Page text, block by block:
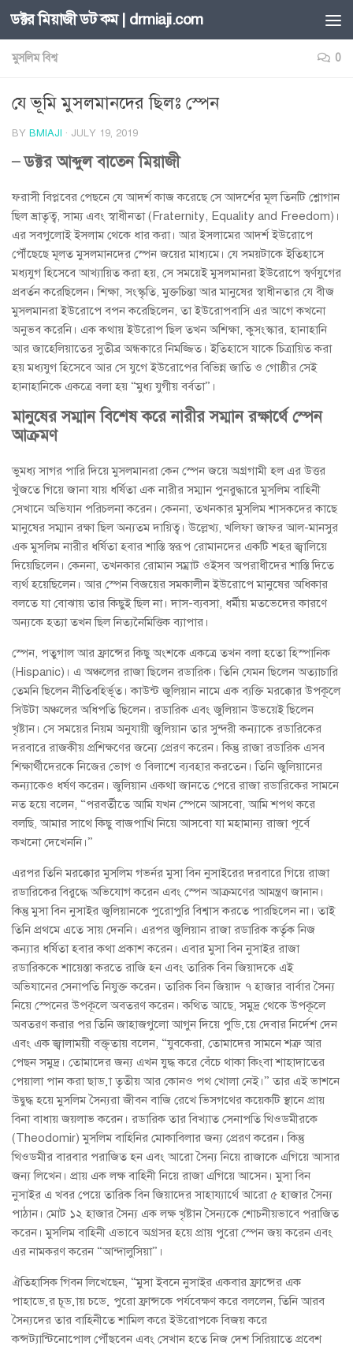
Skip to content
ডক্টর মিয়াজী ডট কম | drmiaji.com
মুসলিম বিশ্ব 0
যে ভূমি মুসলমানদের ছিলঃ স্পেন
BY BMIAJI · JULY 19, 2019
– ডক্টর আব্দুল বাতেন মিয়াজী
ফরাসী বিপ্লবের পেছনে যে আদর্শ কাজ করেছে সে আদর্শের মূল তিনটি শ্লোগান
ছিল ভ্রাতৃত্ব, সাম্য এবং স্বাধীনতা (Fraternity, Equality and Freedom)।
এর সবগুলোই ইসলাম থেকে ধার করা। আর ইসলামের আদর্শ ইউরোপে
পৌঁছেছে মূলত মুসলমানদের স্পেন জয়ের মাধ্যমে। যে সময়টাকে ইতিহাসে
মধ্যযুগ হিসেবে আখ্যায়িত করা হয়, সে সময়েই মুসলমানরা ইউরোপে স্বর্ণযুগের
প্রবর্তন করেছিলেন। শিক্ষা, সংস্কৃতি, মুক্তচিন্তা আর মানুষের স্বাধীনতার যে বীজ
মুসলমানরা ইউরোপে বপন করেছিলেন, তা ইউরোপবাসি এর আগে কখনো
অনুভব করেনি। এক কথায় ইউরোপ ছিল তখন অশিক্ষা, কুসংস্কার, হানাহানি
আর জাহেলিয়াতের সুতীব্র অন্ধকারে নিমজ্জিত। ইতিহাসে যাকে চিত্রায়িত করা
হয় মধ্যযুগ হিসেবে আর সে যুগে ইউরোপের বিভিন্ন জাতি ও গোষ্ঠীর সেই
হানাহানিকে একত্রে বলা হয় “মুধ্য যুগীয় বর্বতা”।
মানুষের সম্মান বিশেষ করে নারীর সম্মান রক্ষার্থে স্পেন
আক্রমণ
ভুমধ্য সাগর পারি দিয়ে মুসলমানরা কেন স্পেন জয়ে অগ্রগামী হল এর উত্তর
খুঁজতে গিয়ে জানা যায় ধর্ষিতা এক নারীর সম্মান পুনরুদ্ধারে মুসলিম বাহিনী
সেখানে অভিযান পরিচলনা করেন। কেননা, তখনকার মুসলিম শাসকদের কাছে
মানুষের সম্মান রক্ষা ছিল অন্যতম দায়িত্ব। উল্লেখ্য, খলিফা জাফর আল-মানসুর
এক মুসলিম নারীর ধর্ষিতা হবার শাস্তি স্বরূপ রোমানদের একটি শহর জ্বালিয়ে
দিয়েছিলেন। কেননা, তখনকার রোমান সম্রাট ওইসব অপরাধীদের শাস্তি দিতে
ব্যর্থ হয়েছিলেন। আর স্পেন বিজয়ের সমকালীন ইউরোপে মানুষের অধিকার
বলতে যা বোঝায় তার কিছুই ছিল না। দাস-ব্যবসা, ধর্মীয় মতভেদের কারণে
অন্যকে হত্যা তখন ছিল নিত্যনৈমিত্তিক ব্যাপার।
স্পেন, পতুগাল আর ফ্রান্সের কিছু অংশকে একত্রে তখন বলা হতো হিস্পানিক
(Hispanic)। এ অঞ্চলের রাজা ছিলেন রডারিক। তিনি যেমন ছিলেন অত্যাচারি
তেমনি ছিলেন নীতিবহির্ভূত। কাউন্ট জুলিয়ান নামে এক ব্যক্তি মরক্কোর উপকূলে
সিউটা অঞ্চলের অধিপতি ছিলেন। রডারিক এবং জুলিয়ান উভয়েই ছিলেন
খৃষ্টান। সে সময়ের নিয়ম অনুযায়ী জুলিয়ান তার সুন্দরী কন্যাকে রডারিকের
দরবারে রাজকীয় প্রশিক্ষণের জন্যে প্রেরণ করেন। কিন্তু রাজা রডারিক এসব
শিক্ষার্থীদেরকে নিজের ভোগ ও বিলাশে ব্যবহার করতেন। তিনি জুলিয়ানের
কন্যাকেও ধর্ষণ করেন। জুলিয়ান একথা জানতে পেরে রাজা রডারিকের সামনে
নত হয়ে বলেন, “পরবর্তীতে আমি যখন স্পেনে আসবো, আমি শপথ করে
বলছি, আমার সাথে কিছু বাজপাখি নিয়ে আসবো যা মহামান্য রাজা পূর্বে
কখনো দেখেননি।”
এরপর তিনি মরক্কোর মুসলিম গভর্নর মুসা বিন নুসাইরের দরবারে গিয়ে রাজা
রডারিকের বিরুদ্ধে অভিযোগ করেন এবং স্পেন আক্রমণের আমন্ত্রণ জানান।
কিন্তু মুসা বিন নুসাইর জুলিয়ানকে পুরোপুরি বিশ্বাস করতে পারছিলেন না। তাই
তিনি প্রথমে এতে সায় দেননি। এরপর জুলিয়ান রাজা রডারিক কর্তৃক নিজ
কন্যার ধর্ষিতা হবার কথা প্রকাশ করেন। এবার মুসা বিন নুসাইর রাজা
রডারিককে শায়েস্তা করতে রাজি হন এবং তারিক বিন জিয়াদকে এই
অভিযানের সেনাপতি নিযুক্ত করেন। তারিক বিন জিয়াদ ৭ হাজার বার্বার সৈন্য
নিয়ে স্পেনের উপকূলে অবতরণ করেন। কথিত আছে, সমুদ্র থেকে উপকূলে
অবতরণ করার পর তিনি জাহাজগুলো আগুন দিয়ে পুড়িয়ে দেবার নির্দেশ দেন
এবং এক জ্বালাময়ী বক্তৃতায় বলেন, “যুবকেরা, তোমাদের সামনে শত্রু আর
পেছন সমুদ্র। তোমাদের জন্য এখন যুদ্ধ করে বেঁচে থাকা কিংবা শাহাদাতের
পেয়ালা পান করা ছাড়া তৃতীয় আর কোনও পথ খোলা নেই।” তার এই ভাশনে
উদ্বুদ্ধ হয়ে মুসলিম সৈন্যরা জীবন বাজি রেখে ভিসগথের কয়েকটি স্থানে প্রায়
বিনা বাধায় জয়লাভ করেন। রডারিক তার বিখ্যাত সেনাপতি থিওডমীরকে
(Theodomir) মুসলিম বাহিনির মোকাবিলার জন্য প্রেরণ করেন। কিন্তু
থিওডমীর বারবার পরাজিত হন এবং আরো সৈন্য নিয়ে রাজাকে এগিয়ে আসার
জন্য লিখেন। প্রায় এক লক্ষ বাহিনী নিয়ে রাজা এগিয়ে আসেন। মুসা বিন
নুসাইর এ খবর পেয়ে তারিক বিন জিয়াদের সাহায্যার্থে আরো ৫ হাজার সৈন্য
পাঠান। মোট ১২ হাজার সৈন্য এক লক্ষ খৃষ্টান সৈন্যকে শোচনীয়ভাবে পরাজিত
করেন। মুসলিম বাহিনী এভাবে অগ্রসর হয়ে প্রায় পুরো স্পেন জয় করেন এবং
এর নামকরণ করেন “আন্দালুসিয়া”।
ঐতিহাসিক গিবন লিখেছেন, “মুসা ইবনে নুসাইর একবার ফ্রান্সের এক
পাহাড়ের চূড়ায় চড়ে পুরো ফ্রান্সকে পর্যবেক্ষণ করে বললেন, তিনি আরব
সৈন্যদের তার বাহিনীতে শামিল করে ইউরোপকে বিজয় করে
কন্সট্যান্টিনোপোল পৌঁছবেন এবং সেখান হতে নিজ দেশ সিরিয়াতে প্রবেশ